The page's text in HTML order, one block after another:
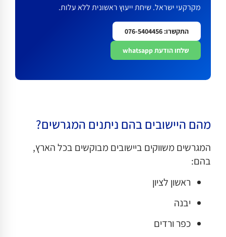
מקרקעי ישראל. שיחת ייעוץ ראשונית ללא עלות.
התקשרו: 076-5404456
שלחו הודעת whatsapp
מהם היישובים בהם ניתנים המגרשים?
המגרשים משווקים ביישובים מבוקשים בכל הארץ,
בהם:
ראשון לציון
יבנה
כפר ורדים